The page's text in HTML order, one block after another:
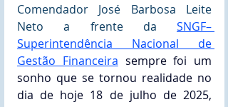
Comendador José Barbosa Leite
Neto a frente da SNGF–
Superintendência Nacional de
Gestão Financeira sempre foi um
sonho que se tornou realidade no
dia de hoje 18 de julho de 2025,